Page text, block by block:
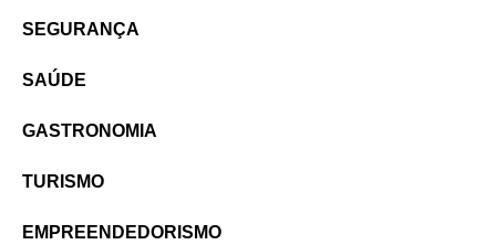
SEGURANÇA
SAÚDE
GASTRONOMIA
TURISMO
EMPREENDEDORISMO